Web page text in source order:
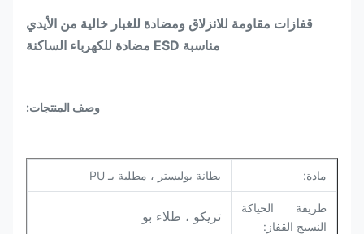
قفازات مقاومة للانزلاق ومضادة للغبار خالية من الأيدي
مناسبة ESD مضادة للكهرباء الساكنة
وصف المنتجات:
مادة: بطانة بوليستر ، مطلية بـ PU
طريقة الحياكة
النسيج القفاز:
تريكو ، طلاء بو